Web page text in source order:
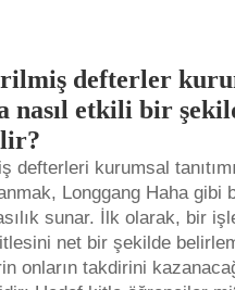
defterler
nasıl etkili bir
defterleri kurumsal
Longgang Haha gibi
sunar. İlk olarak, bir
net bir şekilde
onların takdirini